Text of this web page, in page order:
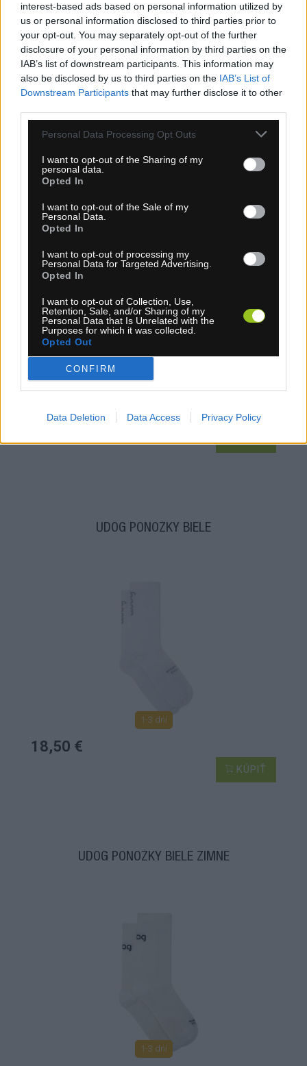
interest-based ads based on personal information utilized by
us or personal information disclosed to third parties prior to
your opt-out. You may separately opt-out of the further
disclosure of your personal information by third parties on the
IAB’s list of downstream participants. This information may
also be disclosed by us to third parties on the IAB’s List of
Downstream Participants that may further disclose it to other
Personal Data Processing Opt Outs
I want to opt-out of the Sharing of my
personal data.
Opted In
I want to opt-out of the Sale of my
Personal Data.
Opted In
I want to opt-out of processing my
Personal Data for Targeted Advertising.
Opted In
I want to opt-out of Collection, Use,
Retention, Sale, and/or Sharing of my
Personal Data that Is Unrelated with the
Purposes for which it was collected.
Opted Out
CONFIRM
Data Deletion Data Access Privacy Policy
1-3 dní
MOC: 199,00 € 169,00 €
KÚPIŤ
1-3 dní
MOC: 199,00 € 169,00 €
KÚPIŤ
UDOG PONOŽKY BIELE
1-3 dní
18,50 €
KÚPIŤ
UDOG PONOŽKY BIELE ZIMNÉ
1-3 dní